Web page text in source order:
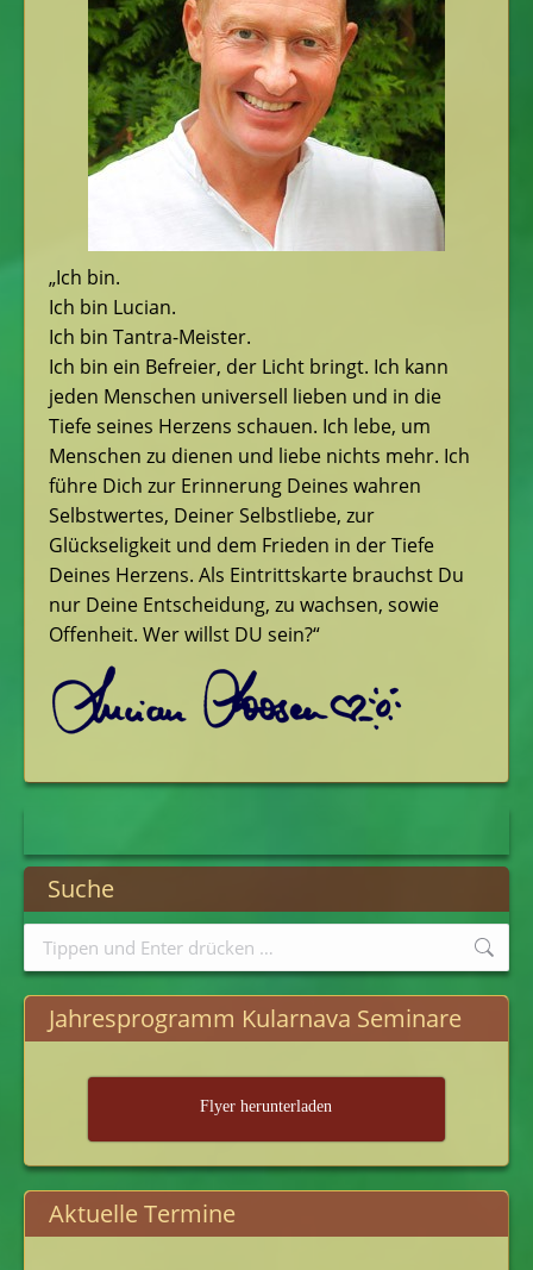
„Ich bin.
Ich bin Lucian.
Ich bin Tantra-Meister.
Ich bin ein Befreier, der Licht bringt. Ich kann
jeden Menschen universell lieben und in die
Tiefe seines Herzens schauen. Ich lebe, um
Menschen zu dienen und liebe nichts mehr. Ich
führe Dich zur Erinnerung Deines wahren
Selbstwertes, Deiner Selbstliebe, zur
Glückseligkeit und dem Frieden in der Tiefe
Deines Herzens. Als Eintrittskarte brauchst Du
nur Deine Entscheidung, zu wachsen, sowie
Offenheit. Wer willst DU sein?“
Suche
Search:
Jahresprogramm Kularnava Seminare
Flyer herunterladen
Aktuelle Termine